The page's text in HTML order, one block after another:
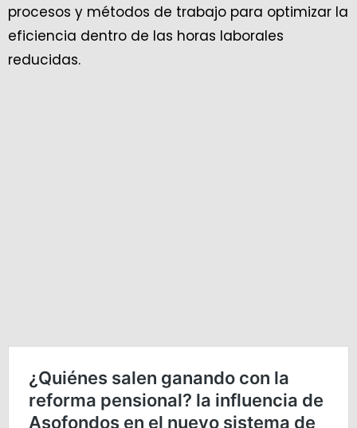
procesos y métodos de trabajo para optimizar la
eficiencia dentro de las horas laborales
reducidas.